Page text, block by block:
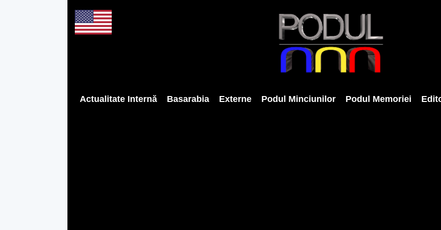
Actualitate Internă Basarabia Externe Podul Minciunilor Podul Memoriei